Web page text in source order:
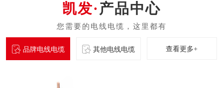
产品中心
品牌电线电缆 其他电线电缆 查看更多+